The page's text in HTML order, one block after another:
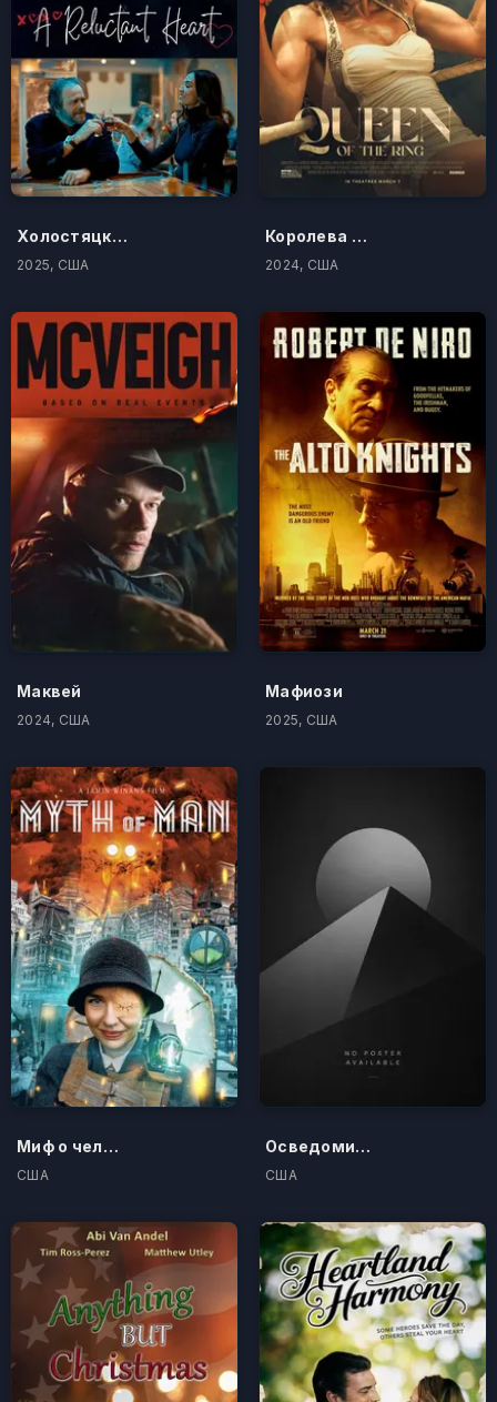
Холостяцкий Валентин
2025, США
Королева ринга
2024, США
Маквей
2024, США
Мафиози
2025, США
Миф о человеке
США
Осведомители
США